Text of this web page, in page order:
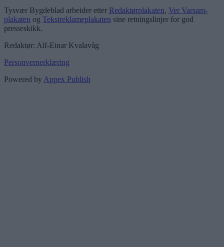
Tysvær Bygdeblad arbeider etter Redaktørplakaten, Ver Varsam-
plakaten og Tekstreklameplakaten sine retningslinjer for god
presseskikk.
Redaktør: Alf-Einar Kvalavåg
Personvernerklæring
Powered byAppex Publish